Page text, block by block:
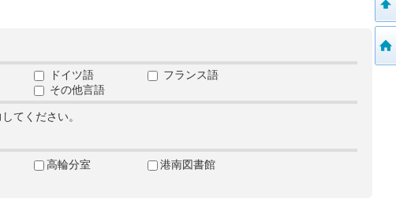
ドイツ語
フランス語
その他言語
てください。
高輪分室
港南図書館